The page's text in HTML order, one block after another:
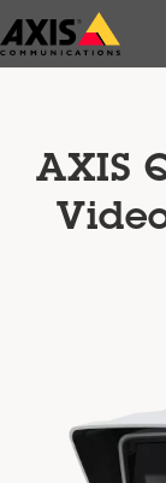
Zum
Hauptinhalt
AXIS